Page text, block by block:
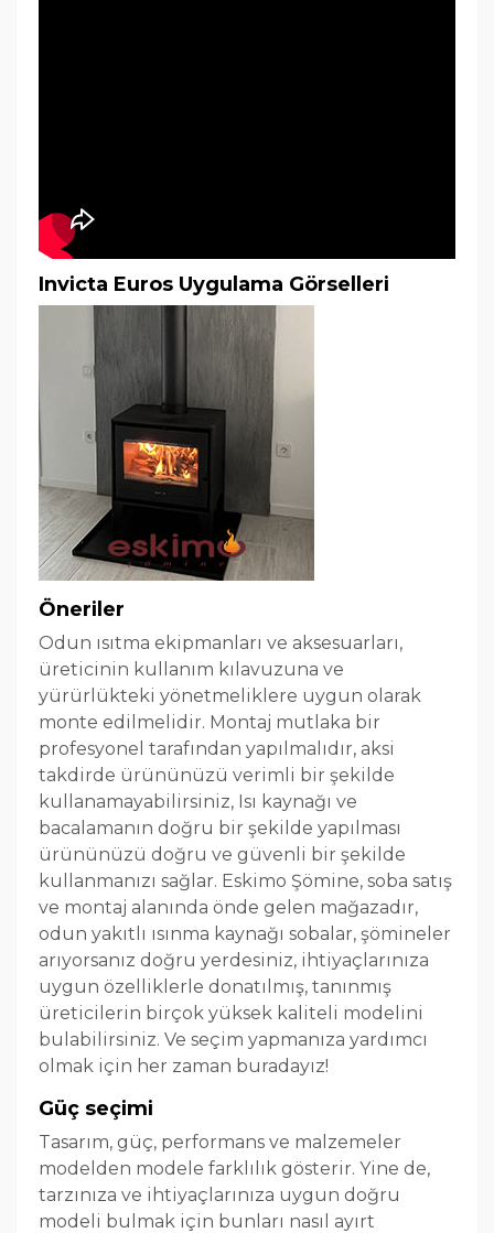
Invicta Euros Uygulama Görselleri
Öneriler
Odun ısıtma ekipmanları ve aksesuarları,
üreticinin kullanım kılavuzuna ve
yürürlükteki yönetmeliklere uygun olarak
monte edilmelidir. Montaj mutlaka bir
profesyonel tarafından yapılmalıdır, aksi
takdirde ürününüzü verimli bir şekilde
kullanamayabilirsiniz, Isı kaynağı ve
bacalamanın doğru bir şekilde yapılması
ürününüzü doğru ve güvenli bir şekilde
kullanmanızı sağlar. Eskimo Şömine, soba satış
ve montaj alanında önde gelen mağazadır,
odun yakıtlı ısınma kaynağı sobalar, şömineler
arıyorsanız doğru yerdesiniz, ihtiyaçlarınıza
uygun özelliklerle donatılmış, tanınmış
üreticilerin birçok yüksek kaliteli modelini
bulabilirsiniz. Ve seçim yapmanıza yardımcı
olmak için her zaman buradayız!
Güç seçimi
Tasarım, güç, performans ve malzemeler
modelden modele farklılık gösterir. Yine de,
tarzınıza ve ihtiyaçlarınıza uygun doğru
modeli bulmak için bunları nasıl ayırt